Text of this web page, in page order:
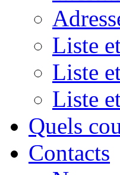
Liste
Liste
Liste
Quels
Contacts